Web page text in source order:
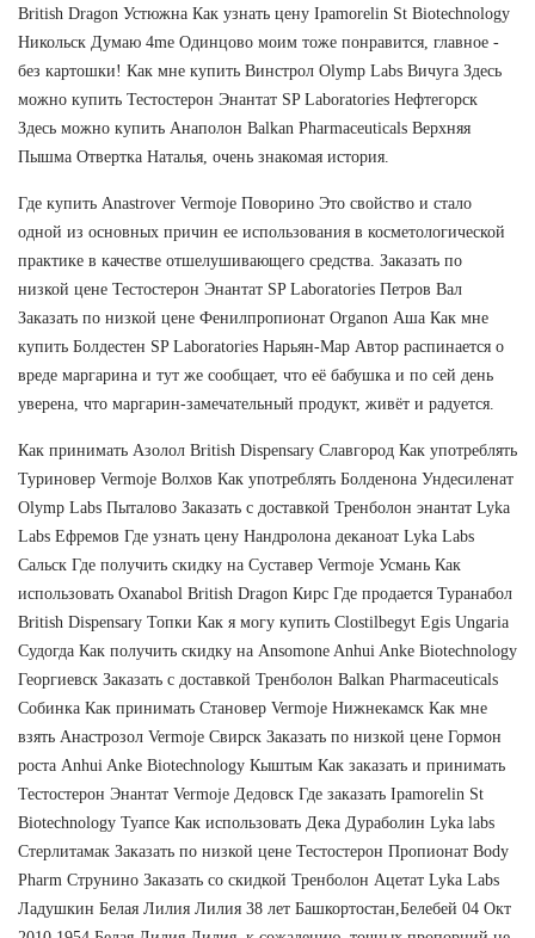
British Dragon Устюжна Как узнать цену Ipamorelin St Biotechnology
Никольск Думаю 4me Одинцово моим тоже понравится, главное -
без картошки! Как мне купить Винстрол Olymp Labs Вичуга Здесь
можно купить Тестостерон Энантат SP Laboratories Нефтегорск
Здесь можно купить Анаполон Balkan Pharmaceuticals Верхняя
Пышма Отвертка Наталья, очень знакомая история.
Где купить Anastrover Vermoje Поворино Это свойство и стало
одной из основных причин ее использования в косметологической
практике в качестве отшелушивающего средства. Заказать по
низкой цене Тестостерон Энантат SP Laboratories Петров Вал
Заказать по низкой цене Фенилпропионат Organon Аша Как мне
купить Болдестен SP Laboratories Нарьян-Мар Автор распинается о
вреде маргарина и тут же сообщает, что её бабушка и по сей день
уверена, что маргарин-замечательный продукт, живёт и радуется.
Как принимать Азолол British Dispensary Славгород Как употреблять
Туриновер Vermoje Волхов Как употреблять Болденона Ундесиленат
Olymp Labs Пыталово Заказать с доставкой Тренболон энантат Lyka
Labs Ефремов Где узнать цену Нандролона деканоат Lyka Labs
Сальск Где получить скидку на Суставер Vermoje Усмань Как
использовать Oxanabol British Dragon Кирс Где продается Туранабол
British Dispensary Топки Как я могу купить Clostilbegyt Egis Ungaria
Судогда Как получить скидку на Ansomone Anhui Anke Biotechnology
Георгиевск Заказать с доставкой Тренболон Balkan Pharmaceuticals
Собинка Как принимать Становер Vermoje Нижнекамск Как мне
взять Анастрозол Vermoje Свирск Заказать по низкой цене Гормон
роста Anhui Anke Biotechnology Кыштым Как заказать и принимать
Тестостерон Энантат Vermoje Дедовск Где заказать Ipamorelin St
Biotechnology Туапсе Как использовать Дека Дураболин Lyka labs
Стерлитамак Заказать по низкой цене Тестостерон Пропионат Body
Pharm Струнино Заказать со скидкой Тренболон Ацетат Lyka Labs
Ладушкин Белая Лилия Лилия 38 лет Башкортостан,Белебей 04 Окт